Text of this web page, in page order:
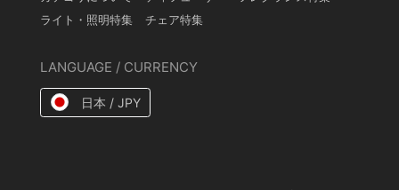
ライト・照明特集
チェア特集
LANGUAGE / CURRENCY
日本 / JPY